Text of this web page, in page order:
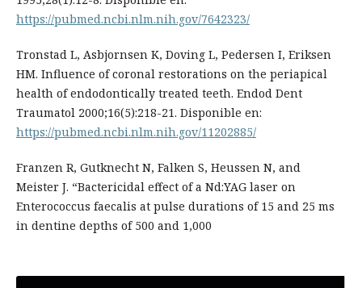
https://pubmed.ncbi.nlm.nih.gov/7642323/
Tronstad L, Asbjornsen K, Doving L, Pedersen I, Eriksen
HM. Influence of coronal restorations on the periapical
health of endodontically treated teeth. Endod Dent
Traumatol 2000;16(5):218-21. Disponible en:
https://pubmed.ncbi.nlm.nih.gov/11202885/
Franzen R, Gutknecht N, Falken S, Heussen N, and
Meister J. “Bactericidal effect of a Nd:YAG laser on
Enterococcus faecalis at pulse durations of 15 and 25 ms
in dentine depths of 500 and 1,000